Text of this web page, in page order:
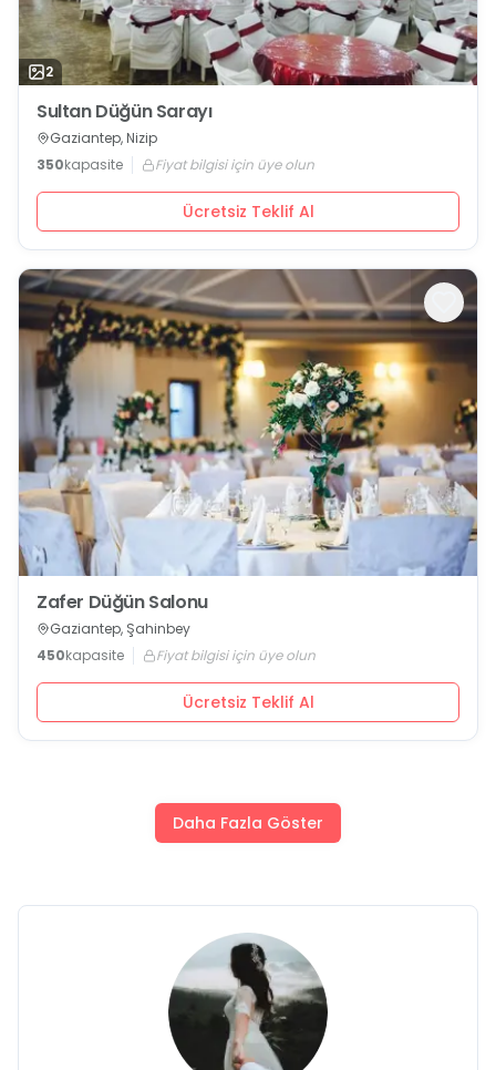
2
Sultan Düğün Sarayı
Gaziantep, Nizip
350kapasite Fiyat bilgisi için üye olun
Ücretsiz Teklif Al
Zafer Düğün Salonu
Gaziantep, Şahinbey
450kapasite Fiyat bilgisi için üye olun
Ücretsiz Teklif Al
Daha Fazla Göster